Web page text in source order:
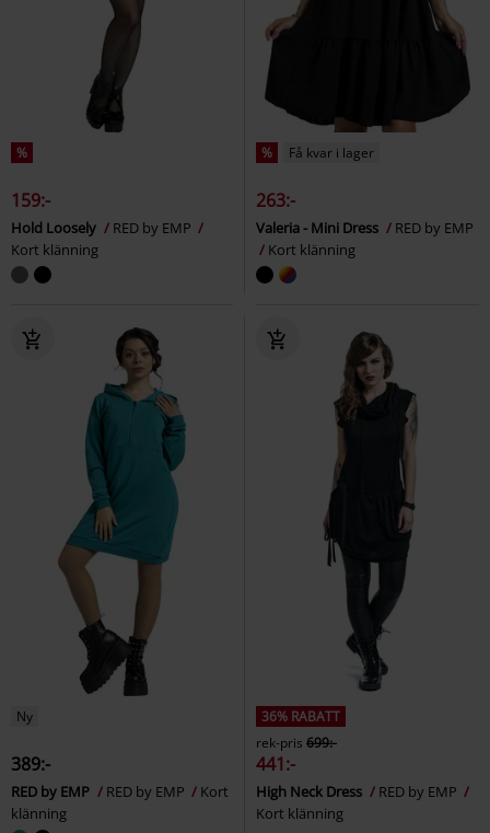
%
159:-
Hold Loosely
RED by EMP
Kort klänning
% Få kvar i lager
263:-
Valeria - Mini Dress
RED by EMP
Kort klänning
Ny
389:-
RED by EMP RED by EMP
Kort
klänning
36% RABATT
rek-pris 699:-
441:-
High Neck Dress
RED by EMP
Kort klänning